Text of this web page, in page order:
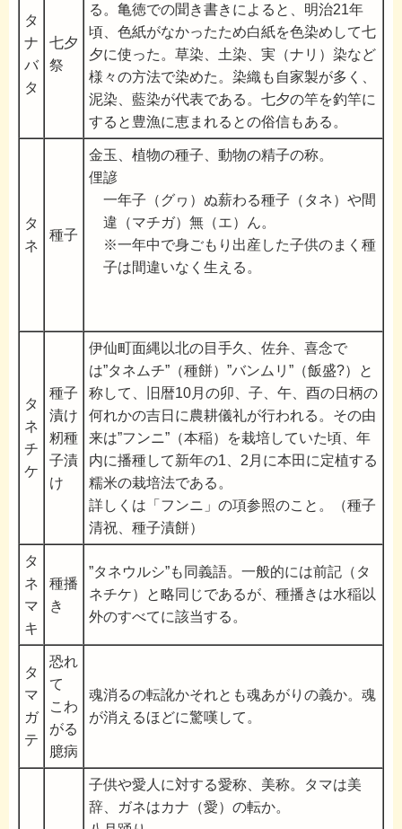
タ
ナ
バ
タ
七夕
祭
る。亀徳での聞き書きによると、明治21年
頃、色紙がなかったため白紙を色染めして七
夕に使った。草染、土染、実（ナリ）染など
様々の方法で染めた。染織も自家製が多く、
泥染、藍染が代表である。七夕の竿を釣竿に
すると豊漁に恵まれるとの俗信もある。
タ
ネ
種子
金玉、植物の種子、動物の精子の称。
俚諺
一年子（グヮ）ぬ薪わる種子（タネ）や間
違（マチガ）無（エ）ん。
※一年中で身ごもり出産した子供のまく種
子は間違いなく生える。
タ
ネ
チ
ケ
種子
漬け
籾種
子漬
け
伊仙町面縄以北の目手久、佐弁、喜念で
は”タネムチ”（種餅）”バンムリ”（飯盛?）と
称して、旧暦10月の卯、子、午、酉の日柄の
何れかの吉日に農耕儀礼が行われる。その由
来は”フンニ”（本稲）を栽培していた頃、年
内に播種して新年の1、2月に本田に定植する
糯米の栽培法である。
詳しくは「フンニ」の項参照のこと。（種子
清祝、種子漬餅）
タ
ネ
マ
キ
種播
き
”タネウルシ”も同義語。一般的には前記（タ
ネチケ）と略同じであるが、種播きは水稲以
外のすべてに該当する。
タ
マ
ガ
テ
恐れ
て
こわ
がる
臆病
魂消るの転訛かそれとも魂あがりの義か。魂
が消えるほどに驚嘆して。
子供や愛人に対する愛称、美称。タマは美
辞、ガネはカナ（愛）の転か。